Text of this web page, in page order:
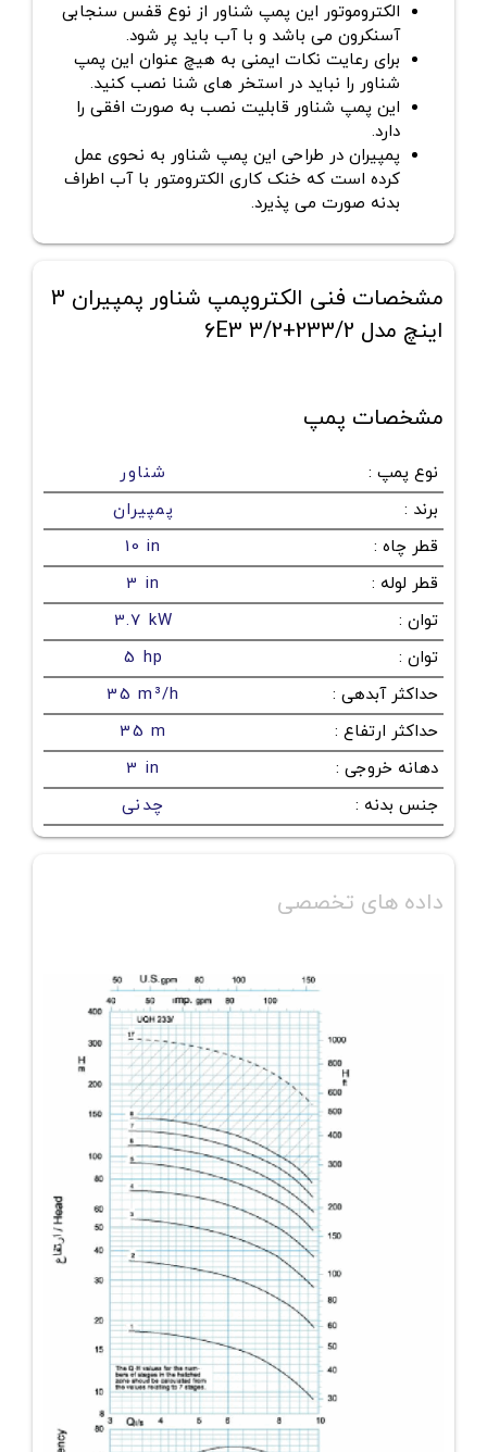
الکتروموتور این پمپ شناور از نوع قفس سنجابی
آسنکرون می باشد و با آب باید پر شود.
برای رعایت نکات ایمنی به هیچ عنوان این پمپ
شناور را نباید در استخر های شنا نصب کنید.
این پمپ شناور قابلیت نصب به صورت افقی را
دارد.
پمپیران در طراحی این پمپ شناور به نحوی عمل
کرده است که خنک کاری الکترومتور با آب اطراف
بدنه صورت می پذیرد.
مشخصات فنی الکتروپمپ شناور پمپیران 3
اینچ مدل 233/2+6E3 3/2
مشخصات پمپ
نوع پمپ :
شناور
برند :
پمپیران
قطر چاه :
10 in
قطر لوله :
3 in
توان :
3.7 kW
توان :
5 hp
حداکثر آبدهی :
35 m³/h
حداکثر ارتفاع :
35 m
دهانه خروجی :
3 in
جنس بدنه : چدنی
داده های تخصصی